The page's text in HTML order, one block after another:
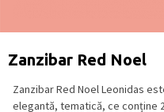
Zanzibar Red Noel
Zanzibar Red Noel Leonidas
elegantă, tematică, ce conține